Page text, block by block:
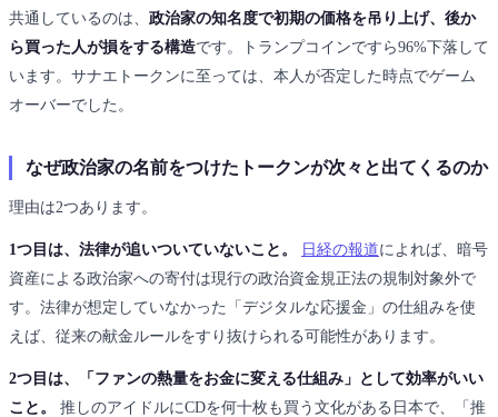
共通しているのは、 政治家の知名度で初期の価格を吊り上げ、後か
ら買った人が損をする構造です。トランプコインですら96%下落して
います。サナエトークンに至っては、本人が否定した時点でゲーム
オーバーでした。
なぜ政治家の名前をつけたトークンが次々と出てくるのか
理由は2つあります。
1つ目は、法律が追いついていないこと。 日経の報道によれば、暗号
資産による政治家への寄付は現行の政治資金規正法の規制対象外で
す。法律が想定していなかった「デジタルな応援金」の仕組みを使
えば、従来の献金ルールをすり抜けられる可能性があります。
2つ目は、「ファンの熱量をお金に変える仕組み」として効率がいい
こと。
推しのアイドルにCDを何十枚も買う文化がある日本で、「推